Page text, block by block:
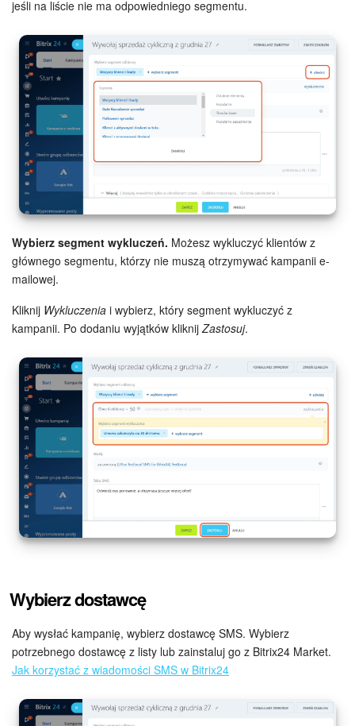
ZAŁÓŻ KONTO
LOGOWANIE
jeśli na liście nie ma odpowiedniego segmentu.
Wybierz segment wykluczeń. Możesz wykluczyć klientów z
głównego segmentu, którzy nie muszą otrzymywać kampanii e-
mailowej.
Kliknij Wykluczenia i wybierz, który segment wykluczyć z
kampanii. Po dodaniu wyjątków kliknijZastosuj.
Wybierz dostawcę
Aby wysłać kampanię, wybierz dostawcę SMS. Wybierz
potrzebnego dostawcę z listy lub zainstaluj go z Bitrix24 Market.
Jak korzystać z wiadomości SMS w Bitrix24